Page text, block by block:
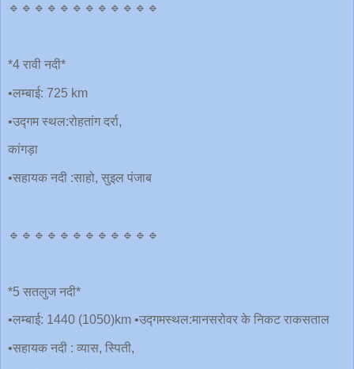
🔹🔹🔹🔹🔹🔹🔹🔹🔹🔹🔹🔹
*4 रावी नदी*
•लम्बाई: 725 km
•उद्गम स्थल:रोहतांग दर्रा,
कांगड़ा
•सहायक नदी :साहो, सुइल पंजाब
🔹🔹🔹🔹🔹🔹🔹🔹🔹🔹🔹🔹
*5 सतलुज नदी*
•लम्बाई: 1440 (1050)km •उद्गमस्थल:मानसरोवर के निकट राकसताल
•सहायक नदी : व्यास, स्पिती,